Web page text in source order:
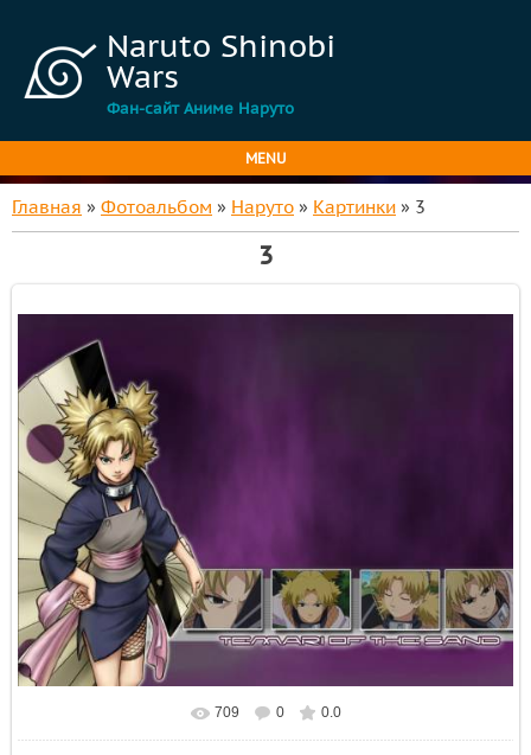
Naruto Shinobi
Wars
Фан-сайт Аниме Наруто
MENU
Главная » Фотоальбом » Наруто » Картинки » 3
3
709 0 0.0